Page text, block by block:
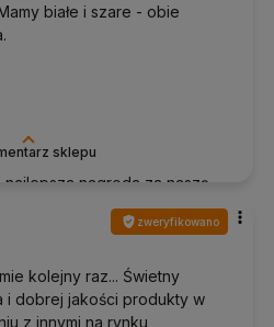
sklepu
nagroda za naszą
białe i szare - obie
zweryfikowano
kolejny raz... Świetny
i dobrej jakości produkty w
z innymi na rynku